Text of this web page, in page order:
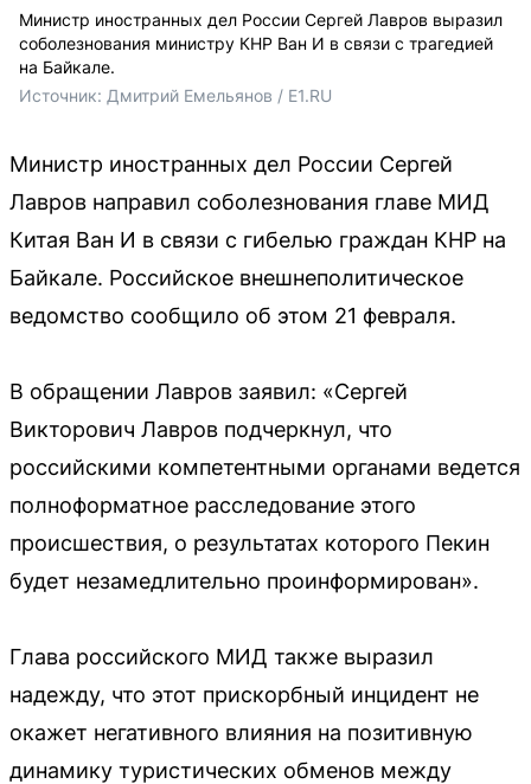
Министр иностранных дел России Сергей Лавров выразил
соболезнования министру КНР Ван И в связи с трагедией
на Байкале.
Источник: Дмитрий Емельянов / E1.RU
Министр иностранных дел России Сергей
Лавров направил соболезнования главе МИД
Китая Ван И в связи с гибелью граждан КНР на
Байкале. Российское внешнеполитическое
ведомство сообщило об этом 21 февраля.
В обращении Лавров заявил: «Сергей
Викторович Лавров подчеркнул, что
российскими компетентными органами ведется
полноформатное расследование этого
происшествия, о результатах которого Пекин
будет незамедлительно проинформирован».
Глава российского МИД также выразил
надежду, что этот прискорбный инцидент не
окажет негативного влияния на позитивную
динамику туристических обменов между